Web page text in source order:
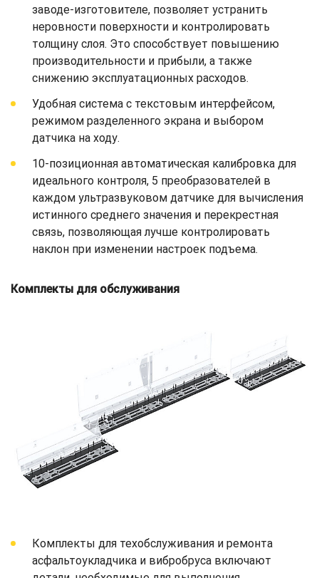
заводе-изготовителе, позволяет устранить
неровности поверхности и контролировать
толщину слоя. Это способствует повышению
производительности и прибыли, а также
снижению эксплуатационных расходов.
Удобная система с текстовым интерфейсом,
режимом разделенного экрана и выбором
датчика на ходу.
10-позиционная автоматическая калибровка для
идеального контроля, 5 преобразователей в
каждом ультразвуковом датчике для вычисления
истинного среднего значения и перекрестная
связь, позволяющая лучше контролировать
наклон при изменении настроек подъема.
Комплекты для обслуживания
Комплекты для техобслуживания и ремонта
асфальтоукладчика и вибробруса включают